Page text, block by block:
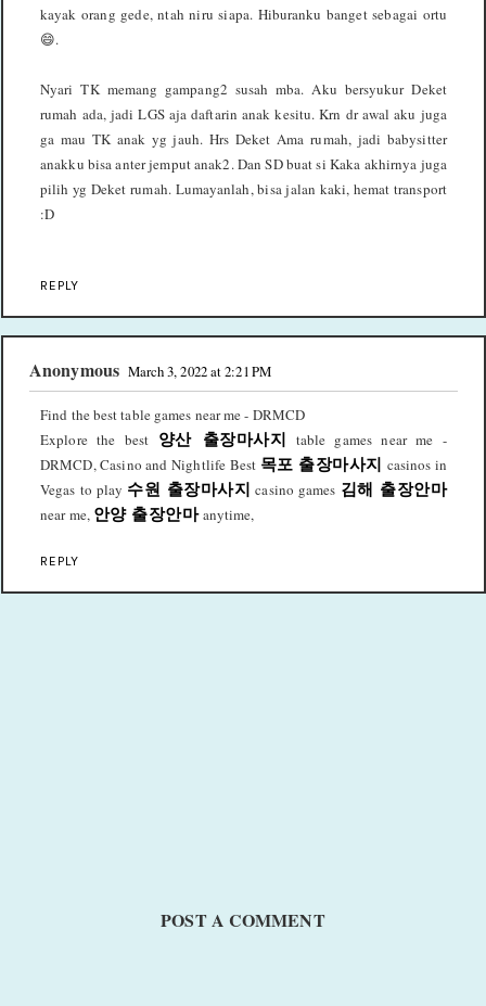
kayak orang gede, ntah niru siapa. Hiburanku banget sebagai ortu
😄.
Nyari TK memang gampang2 susah mba. Aku bersyukur Deket
rumah ada, jadi LGS aja daftarin anak kesitu. Krn dr awal aku juga
ga mau TK anak yg jauh. Hrs Deket Ama rumah, jadi babysitter
anakku bisa anter jemput anak2. Dan SD buat si Kaka akhirnya juga
pilih yg Deket rumah. Lumayanlah, bisa jalan kaki, hemat transport
:D
REPLY
Anonymous March 3, 2022 at 2:21 PM
Find the best table games near me - DRMCD
Explore the best 양산 출장마사지
table games near me -
DRMCD, Casino and Nightlife Best 목포 출장마사지 casinos in
Vegas to play 수원 출장마사지 casino games 김해 출장안마
near me, 안양 출장안마anytime,
REPLY
POST A COMMENT